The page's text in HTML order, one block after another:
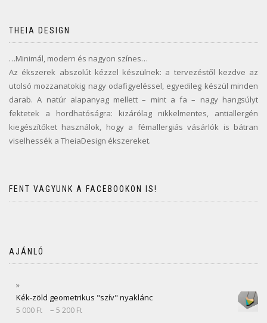
THEIA DESIGN
…Minimál, modern és nagyon színes…
Az ékszerek abszolút kézzel készülnek: a tervezéstől kezdve az
utolsó mozzanatokig nagy odafigyeléssel, egyedileg készül minden
darab. A natúr alapanyag mellett – mint a fa – nagy hangsúlyt
fektetek a hordhatóságra: kizárólag nikkelmentes, antiallergén
kiegészítőket használok, hogy a fémallergiás vásárlók is bátran
viselhessék a TheiaDesign ékszereket.
FENT VAGYUNK A FACEBOOKON IS!
AJÁNLÓ
Kék-zöld geometrikus "szív" nyaklánc
5 000 Ft – 5 200 Ft